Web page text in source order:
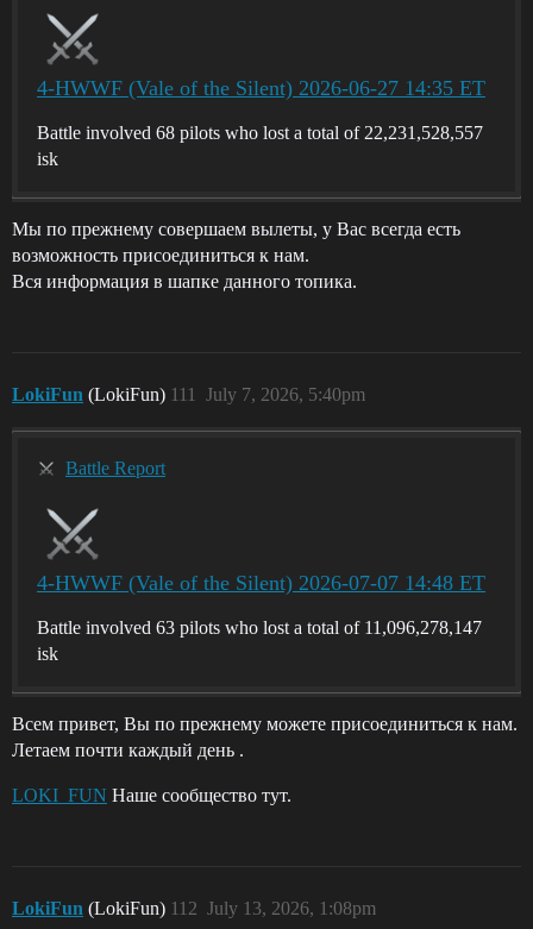
4-HWWF (Vale of the Silent) 2026-06-27 14:35 ET
Battle involved 68 pilots who lost a total of 22,231,528,557
isk
Мы по прежнему совершаем вылеты, у Вас всегда есть
возможность присоединиться к нам.
Вся информация в шапке данного топика.
LokiFun (LokiFun) July 7, 2026, 5:40pm
111
Battle Report
4-HWWF (Vale of the Silent) 2026-07-07 14:48 ET
Battle involved 63 pilots who lost a total of 11,096,278,147
isk
Всем привет, Вы по прежнему можете присоединиться к нам.
Летаем почти каждый день .
LOKI_FUN Наше сообщество тут.
LokiFun (LokiFun) July 13, 2026, 1:08pm
112